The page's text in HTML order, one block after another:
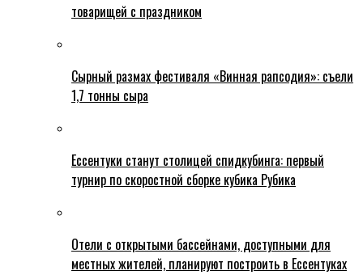
товарищей с праздником
Сырный размах фестиваля «Винная рапсодия»: съели
1,7 тонны сыра
Ессентуки станут столицей спидкубинга: первый
турнир по скоростной сборке кубика Рубика
Отели с открытыми бассейнами, доступными для
местных жителей, планируют построить в Ессентуках